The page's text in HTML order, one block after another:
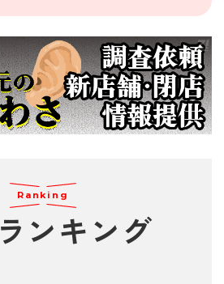
Ranking
ランキング